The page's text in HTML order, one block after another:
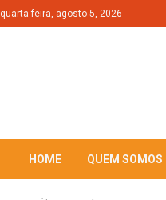
quarta-feira, agosto 5, 2026
HOME QUEM SOMOS